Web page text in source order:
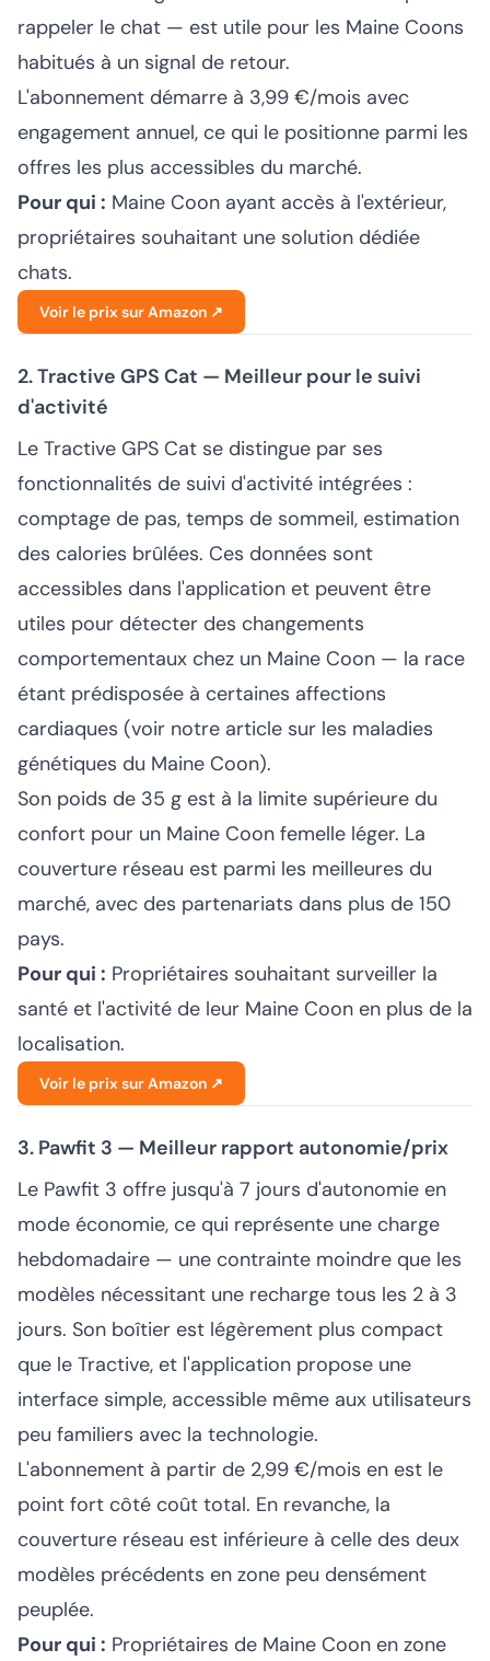
rappeler le chat — est utile pour les Maine Coons
habitués à un signal de retour.
L'abonnement démarre à 3,99 €/mois avec
engagement annuel, ce qui le positionne parmi les
offres les plus accessibles du marché.
Pour qui : Maine Coon ayant accès à l'extérieur,
propriétaires souhaitant une solution dédiée
chats.
Voir le prix sur Amazon ↗
2. Tractive GPS Cat — Meilleur pour le suivi
d'activité
Le Tractive GPS Cat se distingue par ses
fonctionnalités de suivi d'activité intégrées :
comptage de pas, temps de sommeil, estimation
des calories brûlées. Ces données sont
accessibles dans l'application et peuvent être
utiles pour détecter des changements
comportementaux chez un Maine Coon — la race
étant prédisposée à certaines affections
cardiaques (voir notre article sur les maladies
génétiques du Maine Coon).
Son poids de 35 g est à la limite supérieure du
confort pour un Maine Coon femelle léger. La
couverture réseau est parmi les meilleures du
marché, avec des partenariats dans plus de 150
pays.
Pour qui : Propriétaires souhaitant surveiller la
santé et l'activité de leur Maine Coon en plus de la
localisation.
Voir le prix sur Amazon ↗
3. Pawfit 3 — Meilleur rapport autonomie/prix
Le Pawfit 3 offre jusqu'à 7 jours d'autonomie en
mode économie, ce qui représente une charge
hebdomadaire — une contrainte moindre que les
modèles nécessitant une recharge tous les 2 à 3
jours. Son boîtier est légèrement plus compact
que le Tractive, et l'application propose une
interface simple, accessible même aux utilisateurs
peu familiers avec la technologie.
L'abonnement à partir de 2,99 €/mois en est le
point fort côté coût total. En revanche, la
couverture réseau est inférieure à celle des deux
modèles précédents en zone peu densément
peuplée.
Pour qui : Propriétaires de Maine Coon en zone